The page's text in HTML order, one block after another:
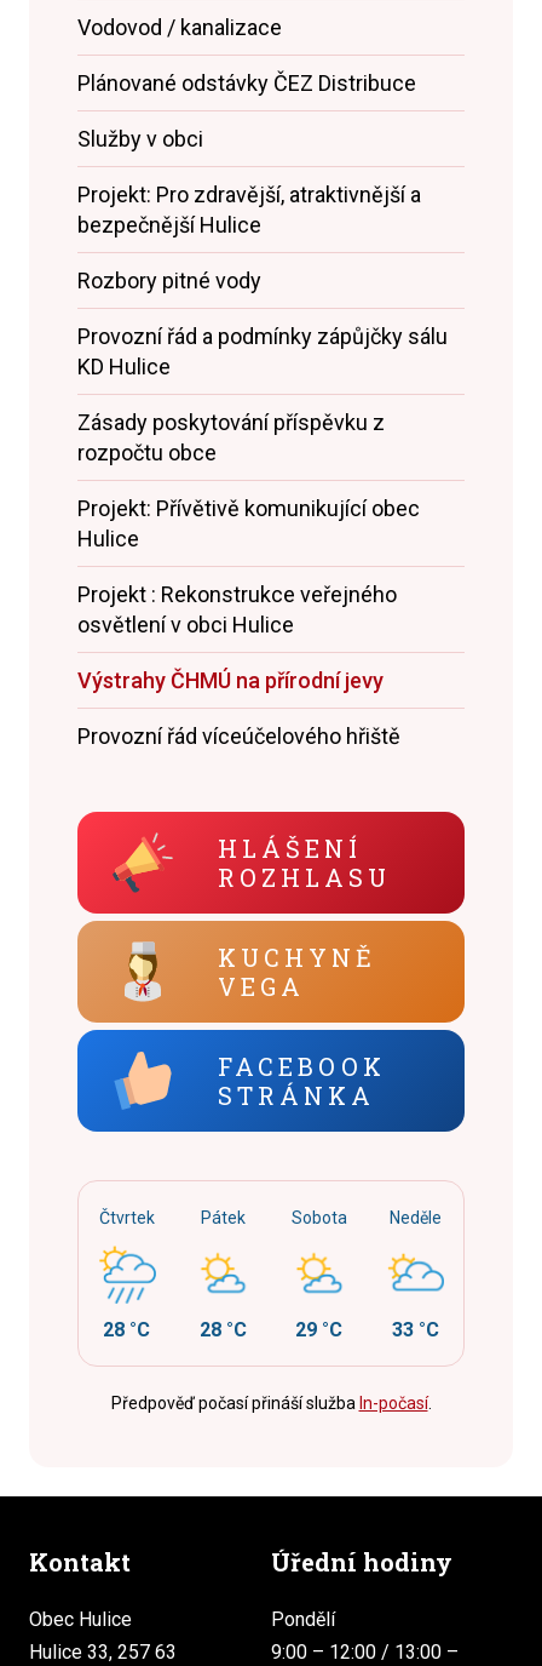
Vodovod / kanalizace
Plánované odstávky ČEZ Distribuce
Služby v obci
Projekt: Pro zdravější, atraktivnější a
bezpečnější Hulice
Rozbory pitné vody
Provozní řád a podmínky zápůjčky sálu
KD Hulice
Zásady poskytování příspěvku z
rozpočtu obce
Projekt: Přívětivě komunikující obec
Hulice
Projekt : Rekonstrukce veřejného
osvětlení v obci Hulice
Výstrahy ČHMÚ na přírodní jevy
Provozní řád víceúčelového hřiště
HLÁŠENÍ
ROZHLASU
KUCHYNĚ
VEGA
FACEBOOK
STRÁNKA
Čtvrtek
28 °C
Pátek
28 °C
Sobota
29 °C
Neděle
33 °C
Předpověď počasí přináší služba In-počasí.
Kontakt
Obec Hulice
Hulice 33, 257 63
Úřední hodiny
Pondělí
9:00 – 12:00 / 13:00 –